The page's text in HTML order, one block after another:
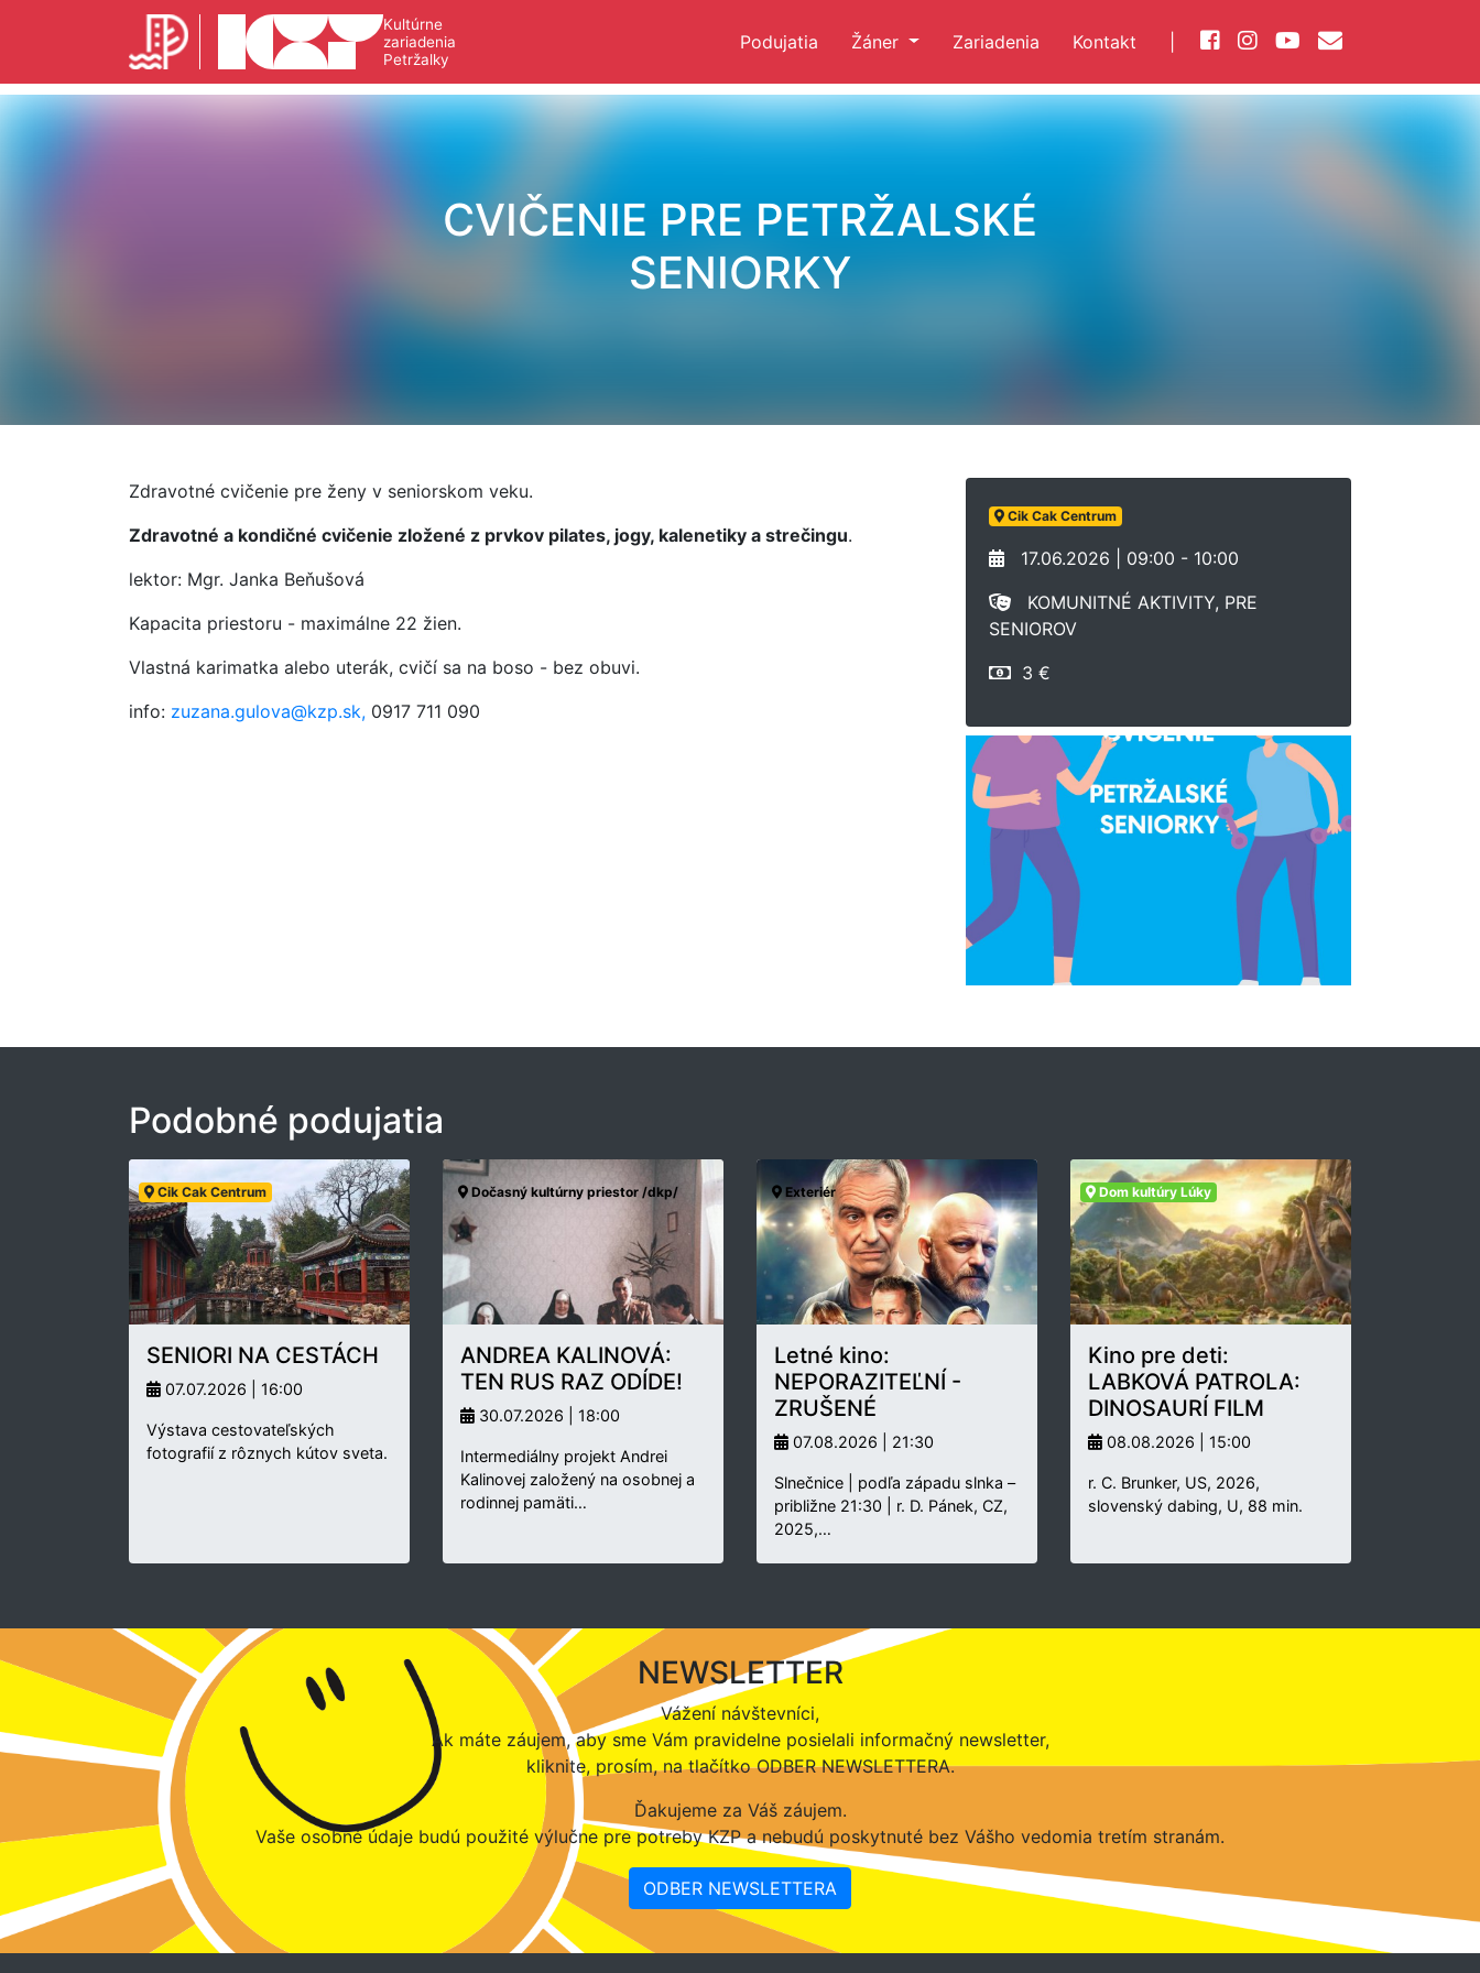
Kultúrne
zariadenia
Petržalky
Podujatia Žáner Zariadenia Kontakt
CVIČENIE PRE PETRŽALSKÉ
SENIORKY
Zdravotné cvičenie pre ženy v seniorskom veku.
Zdravotné a kondičné cvičenie zložené z prvkov pilates, jogy, kalenetiky a strečingu.
lektor: Mgr. Janka Beňušová
Kapacita priestoru - maximálne 22 žien.
Vlastná karimatka alebo uterák, cvičí sa na boso - bez obuvi.
info: zuzana.gulova@kzp.sk, 0917 711 090
Cik Cak Centrum
17.06.2026 | 09:00 - 10:00
KOMUNITNÉ AKTIVITY, PRE
SENIOROV
3 €
Podobné podujatia
Cik Cak Centrum
SENIORI NA CESTÁCH
07.07.2026 | 16:00
Výstava cestovateľských
fotografií z rôznych kútov sveta.
Dočasný kultúrny priestor /dkp/
ANDREA KALINOVÁ:
TEN RUS RAZ ODÍDE!
30.07.2026 | 18:00
Intermediálny projekt Andrei
Kalinovej založený na osobnej a
rodinnej pamäti…
Exteriér
Letné kino:
NEPORAZITEĽNÍ -
ZRUŠENÉ
07.08.2026 | 21:30
Slnečnice | podľa západu slnka –
približne 21:30 | r. D. Pánek, CZ,
2025,…
Dom kultúry Lúky
Kino pre deti:
LABKOVÁ PATROLA:
DINOSAURÍ FILM
08.08.2026 | 15:00
r. C. Brunker, US, 2026,
slovenský dabing, U, 88 min.
NEWSLETTER
Vážení návštevníci,
Ak máte záujem, aby sme Vám pravidelne posielali informačný newsletter,
kliknite, prosím, na tlačítko ODBER NEWSLETTERA.
Ďakujeme za Váš záujem.
Vaše osobné údaje budú použité výlučne pre potreby KZP a nebudú poskytnuté bez Vášho vedomia tretím stranám.
ODBER NEWSLETTERA